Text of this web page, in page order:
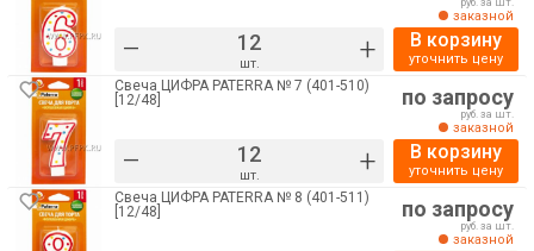
– шт. +
руб. за шт.
заказной
В корзину
уточнить цену
Свеча ЦИФРА PATERRA № 7 (401-510)
[12/48]
– шт. +
по запросу
руб. за шт.
заказной
В корзину
уточнить цену
Свеча ЦИФРА PATERRA № 8 (401-511)
[12/48]
по запросу
руб. за шт.
заказной